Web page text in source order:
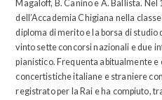
Magaloff, B. Canino e A. Ballista. Nel
dell’Accademia Chigiana nella
diploma di merito e la borsa di
vinto sette concorsi nazionali e due
pianistico. Frequenta abitualmente e
concertistiche italiane e straniere
registrato per la Rai e ha compiuto,